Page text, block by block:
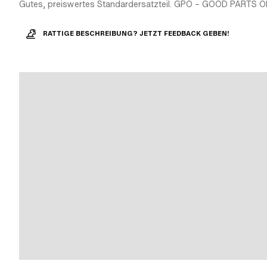
Gutes, preiswertes Standardersatzteil. GPO – GOOD PARTS
RATTIGE BESCHREIBUNG? JETZT FEEDBACK GEBEN!